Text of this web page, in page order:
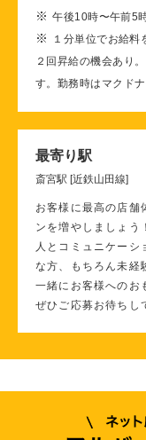
※午後10時〜午前5
※
１分単位でお給
２回昇給の機会あり
す。勤務時はマクド
最寄り駅
斎宮駅 [近鉄山田線]
お客様に最高の店舗
ンを増やしましょう！
人とコミュニケーシ
な方、もちろん未経
一緒にお客様へのお
ぜひご応募お待ちし